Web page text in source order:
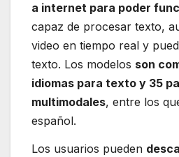
a internet para poder
capaz de procesar texto,
video en tiempo real y
texto. Los modelos son
idiomas para texto y 35
multimodales, entre los
español.
Los usuarios pueden